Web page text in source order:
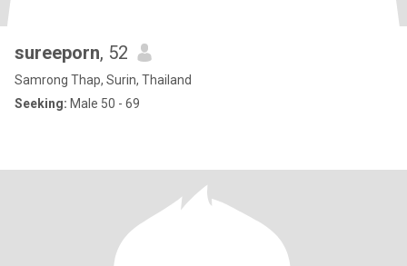
sureeporn, 52
Samrong Thap, Surin, Thailand
Seeking: Male 50 - 69